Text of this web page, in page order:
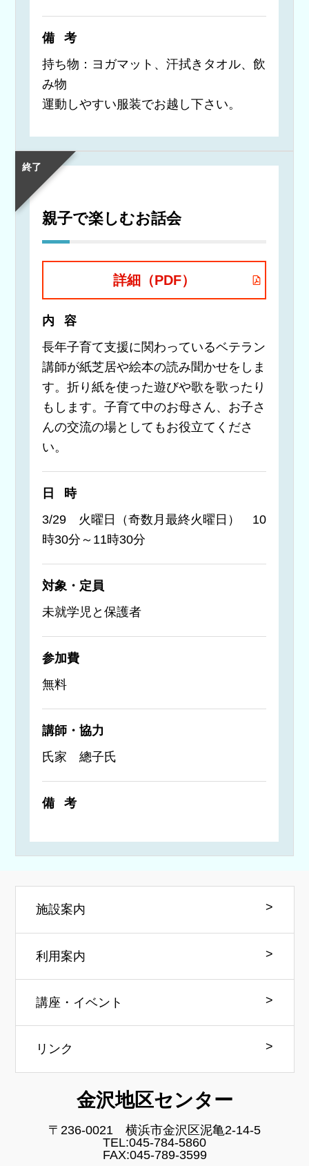
備考
持ち物：ヨガマット、汗拭きタオル、飲
み物
運動しやすい服装でお越し下さい。
終了
親子で楽しむお話会
詳細（PDF）
内容
長年子育て支援に関わっているベテラン
講師が紙芝居や絵本の読み聞かせをしま
す。折り紙を使った遊びや歌を歌ったり
もします。子育て中のお母さん、お子さ
んの交流の場としてもお役立てくださ
い。
日時
3/29 火曜日（奇数月最終火曜日） 10
時30分～11時30分
対象・定員
未就学児と保護者
参加費
無料
講師・協力
氏家 總子氏
備考
施設案内
利用案内
講座・イベント
リンク
金沢地区センター
〒236-0021 横浜市金沢区泥亀2-14-5
TEL:045-784-5860
FAX:045-789-3599